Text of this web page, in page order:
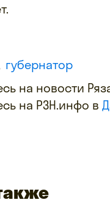
губернатор
на новости
на РЗН.инфо в